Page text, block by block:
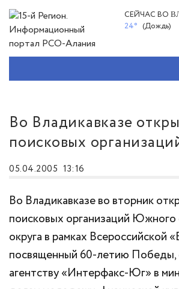
СЕЙЧАС ВО
24° (Дождь)
Во Владикавказе
поисковых
05.04.2005 13:16
Во Владикавказе во вторник
поисковых организаций Южного
округа в рамках Всероссийской
посвященный 60-летию
агентству «Интерфакс-Юг» в